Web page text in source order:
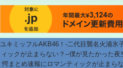
ユキミッフルAKB46！-二代目襲名火浦氷
ィックが止まらない？--僕が見たかった
愕まとめ速報にロマンティックが止まら